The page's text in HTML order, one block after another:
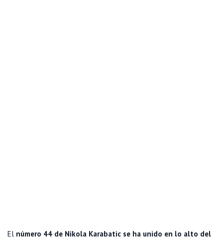
El número 44 de Nikola Karabatic se ha unido en lo alto del